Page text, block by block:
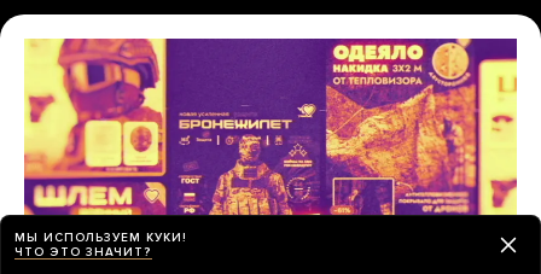
МЫ ИСПОЛЬЗУЕМ КУКИ!
ЧТО ЭТО ЗНАЧИТ?